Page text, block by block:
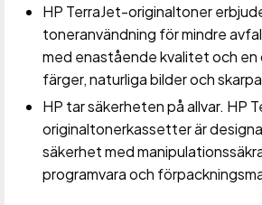
HP TerraJet-originaltoner
toneranvändning för mindre
med enastående kvalitet och en
färger, naturliga bilder och
HP tar säkerheten på allvar. HP
originaltonerkassetter är
säkerhet med
programvara och